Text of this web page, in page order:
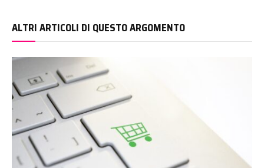
ALTRI ARTICOLI DI QUESTO ARGOMENTO